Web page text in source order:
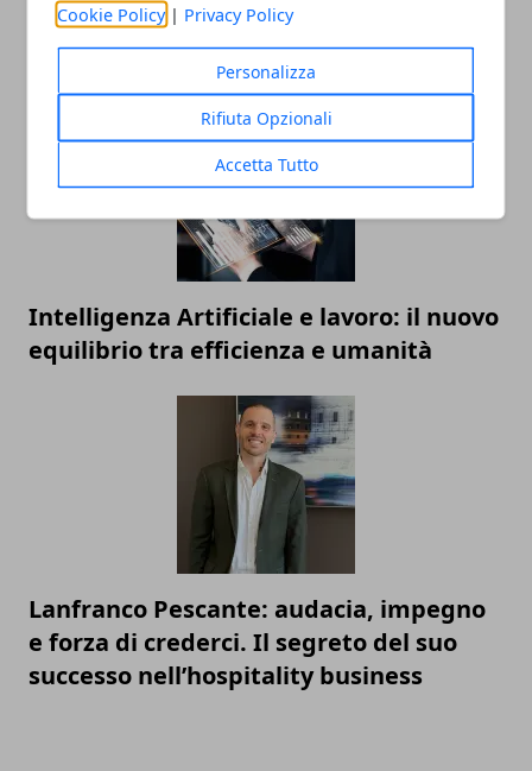
Cookie Policy | Privacy Policy
Personalizza
Rifiuta Opzionali
Accetta Tutto
strategie e nuove frontiere della
competizione
Intelligenza Artificiale e lavoro: il nuovo
equilibrio tra efficienza e umanità
Lanfranco Pescante: audacia, impegno
e forza di crederci. Il segreto del suo
successo nell’hospitality business